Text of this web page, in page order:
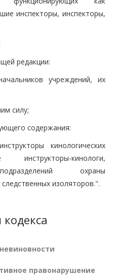
инспекторы, инспекторы,
редакции:
учреждений, их
силу;
содержания:
кинологических
кинологи,
охраны
изоляторов.".
правонарушение